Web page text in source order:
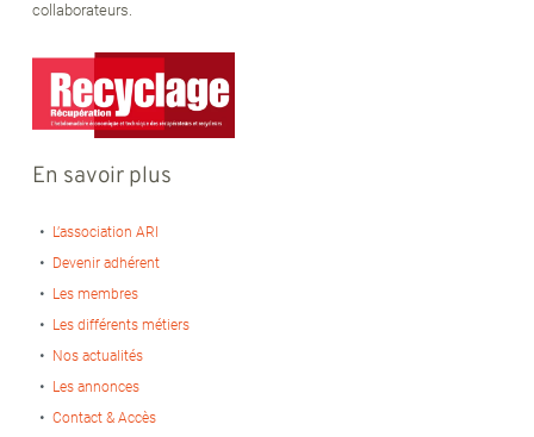
collaborateurs.
En savoir plus
L’association ARI
Devenir adhérent
Les membres
Les différents métiers
Nos actualités
Les annonces
Contact & Accès